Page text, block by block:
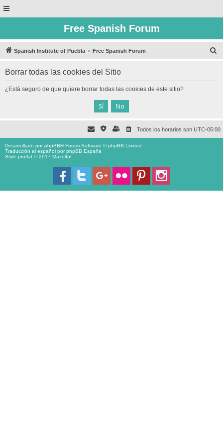
Free Spanish Forum
Spanish Institute of Puebla Free Spanish Forum
Borrar todas las cookies del Sitio
¿Está seguro de que quiere borrar todas las cookies de este sitio?
Todos los horarios son UTC-05:00
Desarrollado porphpBB® Forum Software © phpBB Limited
Traducción al español porphpBB España
Style proflat © 2017 Mazeltof